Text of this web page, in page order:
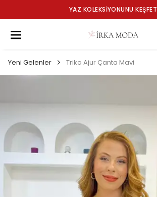
YAZ KOLEKSİYONUNU KEŞFET
Yeni Gelenler Triko Ajur Çanta Mavi